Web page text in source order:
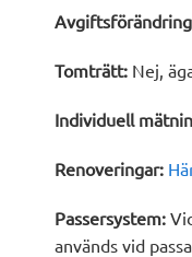
Tomträtt: Nej,
Individuell
Renoveringar:
Passersystem:
används vid